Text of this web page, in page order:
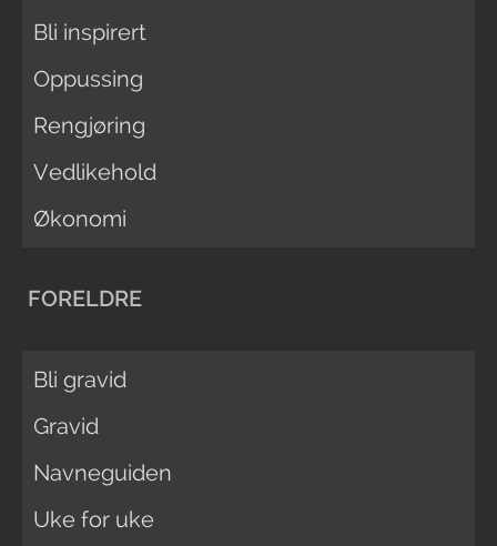
Bli inspirert
Oppussing
Rengjøring
Vedlikehold
Økonomi
FORELDRE
Bli gravid
Gravid
Navneguiden
Uke for uke